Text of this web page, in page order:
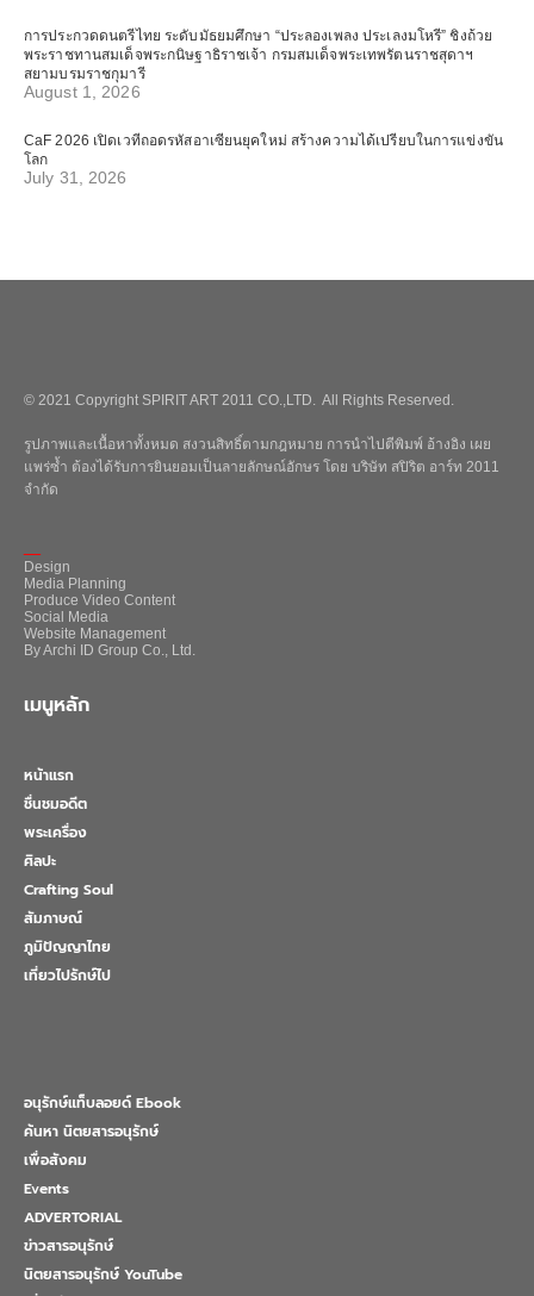
การประกวดดนตรีไทย ระดับมัธยมศึกษา “ประลองเพลง ประเลงมโหรี” ชิงถ้วย
พระราชทานสมเด็จพระกนิษฐาธิราชเจ้า กรมสมเด็จพระเทพรัตนราชสุดาฯ
สยามบรมราชกุมารี
August 1, 2026
CaF 2026 เปิดเวทีถอดรหัสอาเซียนยุคใหม่ สร้างความได้เปรียบในการแข่งขัน
โลก
July 31, 2026
© 2021 Copyright SPIRIT ART 2011 CO.,LTD. All Rights Reserved.
รูปภาพและเนื้อหาทั้งหมด สงวนสิทธิ์ตามกฎหมาย การนำไปตีพิมพ์ อ้างอิง เผย
แพร่ซ้ำ ต้องได้รับการยินยอมเป็นลายลักษณ์อักษร โดย บริษัท สปิริต อาร์ท 2011
จำกัด
Design
Media Planning
Produce Video Content
Social Media
Website Management
By Archi ID Group Co., Ltd.
เมนูหลัก
หน้าแรก
ชื่นชมอดีต
พระเครื่อง
ศิลปะ
Crafting Soul
สัมภาษณ์
ภูมิปัญญาไทย
เที่ยวไปรักษ์ไป
อนุรักษ์แท็บลอยด์ Ebook
ค้นหา นิตยสารอนุรักษ์
เพื่อสังคม
Events
ADVERTORIAL
ข่าวสารอนุรักษ์
นิตยสารอนุรักษ์ YouTube